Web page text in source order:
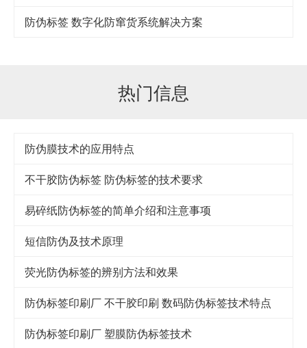
防伪标签 数字化防窜货系统解决方案
热门信息
防伪膜技术的应用特点
不干胶防伪标签 防伪标签的技术要求
易碎纸防伪标签的简单介绍和注意事项
短信防伪及技术原理
荧光防伪标签的辨别方法和效果
防伪标签印刷厂 不干胶印刷 数码防伪标签技术特点
防伪标签印刷厂 塑膜防伪标签技术